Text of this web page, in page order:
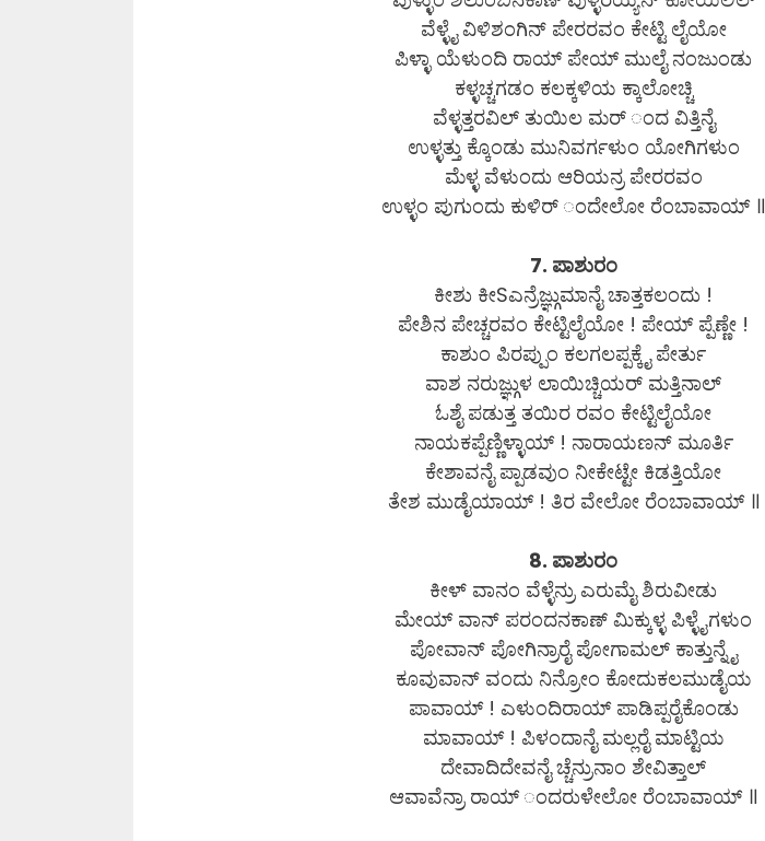
ವೆಳ್ಳೈ ವಿಳಿಶಂಗಿನ್ ಪೇರರವಂ ಕೇಟ್ಟಿ ಲೈಯೋ
ಪಿಳ್ಳಾ ಯೆಳುಂದಿ ರಾಯ್ ಪೇಯ್ ಮುಲೈ ನಂಜುಂಡು
ಕಳ್ಳಚ್ಚಗಡಂ ಕಲಕ್ಕಳಿಯ ಕ್ಕಾಲೋಚ್ಚಿ
ವೆಳ್ಳತ್ತರವಿಲ್ ತುಯಿಲ ಮರ್ ಂದ ವಿತ್ತಿನೈ
ಉಳ್ಳತ್ತು ಕ್ಕೊಂಡು ಮುನಿವರ್ಗಳುಂ ಯೋಗಿಗಳುಂ
ಮೆಳ್ಳ ವೆಳುಂದು ಆರಿಯನ್ರ ಪೇರರವಂ
ಉಳ್ಳಂ ಪುಗುಂದು ಕುಳಿರ್ ಂದೇಲೋ ರೆಂಬಾವಾಯ್ ॥
7. ಪಾಶುರಂ
ಕೀಶು ಕೀSಎನ್ರೆಜ್ಞ್ಗುಮಾನೈ ಚಾತ್ತಕಲಂದು !
ಪೇಶಿನ ಪೇಚ್ಚರವಂ ಕೇಟ್ಟಿಲೈಯೋ ! ಪೇಯ್ ಪ್ಪೆಣ್ಣೇ !
ಕಾಶುಂ ಪಿರಪ್ಪುಂ ಕಲಗಲಪ್ಪಕ್ಕೈ ಪೇರ್ತು
ವಾಶ ನರುಜ್ಞ್ಗುಳ ಲಾಯಿಚ್ಚಿಯರ್ ಮತ್ತಿನಾಲ್
ಓಶೈ ಪಡುತ್ತ ತಯಿರ ರವಂ ಕೇಟ್ಟಿಲೈಯೋ
ನಾಯಕಪ್ಪೆಣ್ಣಿಳ್ಳಾಯ್ ! ನಾರಾಯಣನ್ ಮೂರ್ತಿ
ಕೇಶಾವನೈ ಪ್ಪಾಡವುಂ ನೀಕೇಟ್ಟೇ ಕಿಡತ್ತಿಯೋ
ತೇಶ ಮುಡೈಯಾಯ್ ! ತಿರ ವೇಲೋ ರೆಂಬಾವಾಯ್ ॥
8. ಪಾಶುರಂ
ಕೀಳ್ ವಾನಂ ವೆಳ್ಳೆನ್ರು ಎರುಮೈ ಶಿರುವೀಡು
ಮೇಯ್ ವಾನ್ ಪರಂದನಕಾಣ್ ಮಿಕ್ಕುಳ್ಳ ಪಿಳ್ಳೈಗಳುಂ
ಪೋವಾನ್ ಪೋಗಿನ್ರಾರೈ ಪೋಗಾಮಲ್ ಕಾತ್ತುನ್ನೈ
ಕೂವುವಾನ್ ವಂದು ನಿನ್ರೋಂ ಕೋದುಕಲಮುಡೈಯ
ಪಾವಾಯ್ ! ಎಳುಂದಿರಾಯ್ ಪಾಡಿಪ್ಪರೈಕೊಂಡು
ಮಾವಾಯ್ ! ಪಿಳಂದಾನೈ ಮಲ್ಲರೈ ಮಾಟ್ಟಿಯ
ದೇವಾದಿದೇವನೈ ಚ್ಚೆನ್ರುನಾಂ ಶೇವಿತ್ತಾಲ್
ಆವಾವೆನ್ರಾ ರಾಯ್ ಂದರುಳೇಲೋ ರೆಂಬಾವಾಯ್ ॥